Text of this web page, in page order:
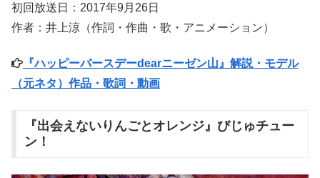
初回放送日：2017年9月26日
作者：井上涼（作詞・作曲・歌・アニメーション）
『ハッピーバースデーdearニーゼン山』解説・モデル
（元ネタ）作品・歌詞・動画
『出会えないりんごとオレンジ』びじゅチュー
ン！